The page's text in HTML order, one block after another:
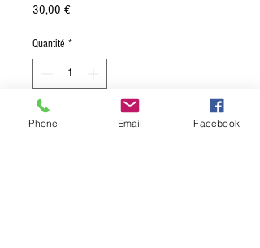
30,00 €Prix
Quantité *
Ajouter au panier
Phone Email Facebook